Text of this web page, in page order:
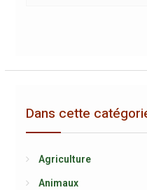
Dans cette
Agriculture
Animaux